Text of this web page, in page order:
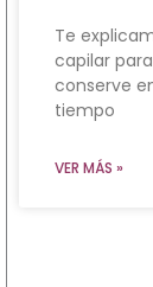
Te
capilar
conserve
tiempo
VER MÁS »